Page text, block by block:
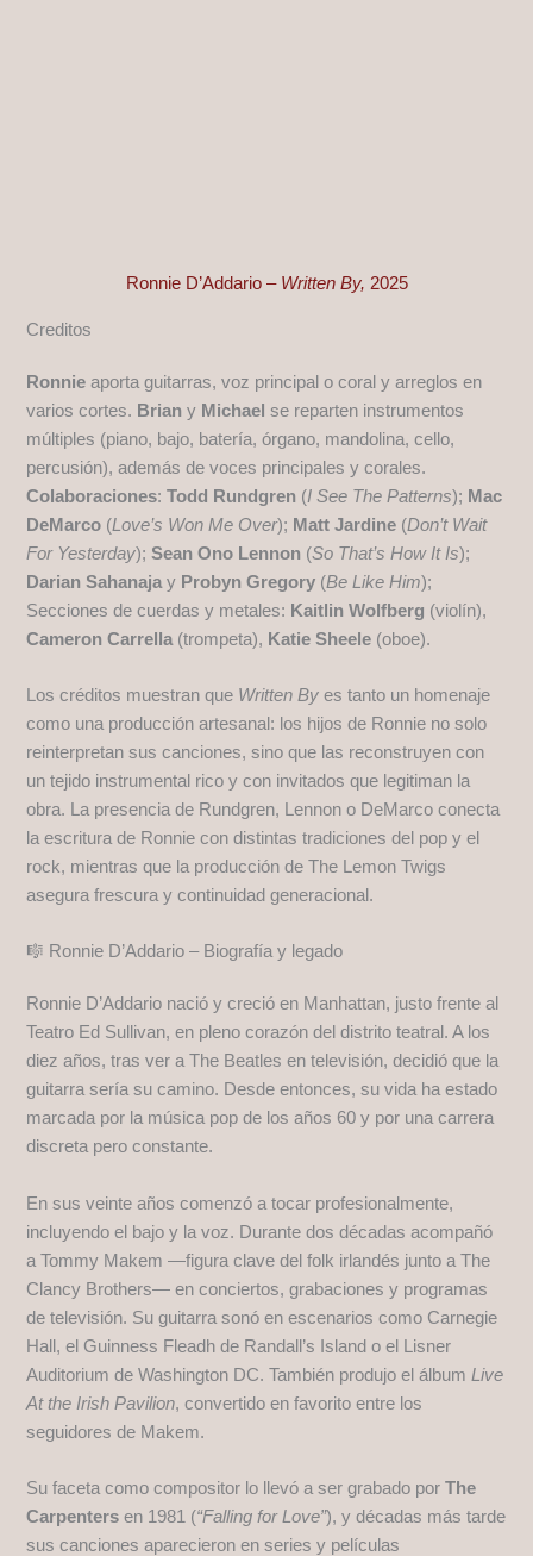
Ronnie D’Addario – Written By, 2025
Creditos
Ronnie aporta guitarras, voz principal o coral y arreglos en
varios cortes. Brian y Michael se reparten instrumentos
múltiples (piano, bajo, batería, órgano, mandolina, cello,
percusión), además de voces principales y corales.
Colaboraciones:Todd Rundgren (I See The Patterns); Mac
DeMarco (Love’s Won Me Over); Matt Jardine (Don’t Wait
For Yesterday);Sean Ono Lennon (So That’s How It Is);
Darian Sahanaja y Probyn Gregory (Be Like Him);
Secciones de cuerdas y metales: Kaitlin Wolfberg (violín),
Cameron Carrella (trompeta), Katie Sheele (oboe).
Los créditos muestran que Written By es tanto un homenaje
como una producción artesanal: los hijos de Ronnie no solo
reinterpretan sus canciones, sino que las reconstruyen con
un tejido instrumental rico y con invitados que legitiman la
obra. La presencia de Rundgren, Lennon o DeMarco conecta
la escritura de Ronnie con distintas tradiciones del pop y el
rock, mientras que la producción de The Lemon Twigs
asegura frescura y continuidad generacional.
🎼 Ronnie D’Addario – Biografía y legado
Ronnie D’Addario nació y creció en Manhattan, justo frente al
Teatro Ed Sullivan, en pleno corazón del distrito teatral. A los
diez años, tras ver a The Beatles en televisión, decidió que la
guitarra sería su camino. Desde entonces, su vida ha estado
marcada por la música pop de los años 60 y por una carrera
discreta pero constante.
En sus veinte años comenzó a tocar profesionalmente,
incluyendo el bajo y la voz. Durante dos décadas acompañó
a Tommy Makem —figura clave del folk irlandés junto a The
Clancy Brothers— en conciertos, grabaciones y programas
de televisión. Su guitarra sonó en escenarios como Carnegie
Hall, el Guinness Fleadh de Randall’s Island o el Lisner
Auditorium de Washington DC. También produjo el álbumLive
At the Irish Pavilion, convertido en favorito entre los
seguidores de Makem.
Su faceta como compositor lo llevó a ser grabado porThe
Carpenters en 1981 (“Falling for Love”), y décadas más tarde
sus canciones aparecieron en series y películas